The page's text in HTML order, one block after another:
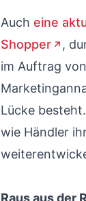
Auch eine
Shopper
,
im Auftrag
Lücke
wie Händler
Raus aus der